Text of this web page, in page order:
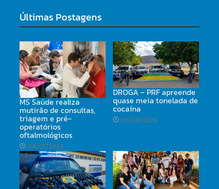
Últimas Postagens
MS Saúde realiza
mutirão de consultas,
triagem e pré-
operatórios
oftalmológicos
04/07/2024
DROGA – PRF apreende
quase meia tonelada de
cocaína
06/08/2026